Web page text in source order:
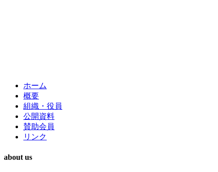
ホーム
概要
組織・役員
公開資料
賛助会員
リンク
about us